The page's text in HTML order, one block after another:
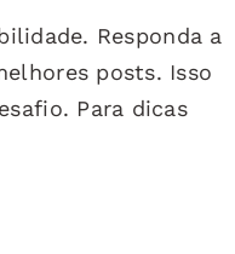
Responda a
posts. Isso
Para dicas